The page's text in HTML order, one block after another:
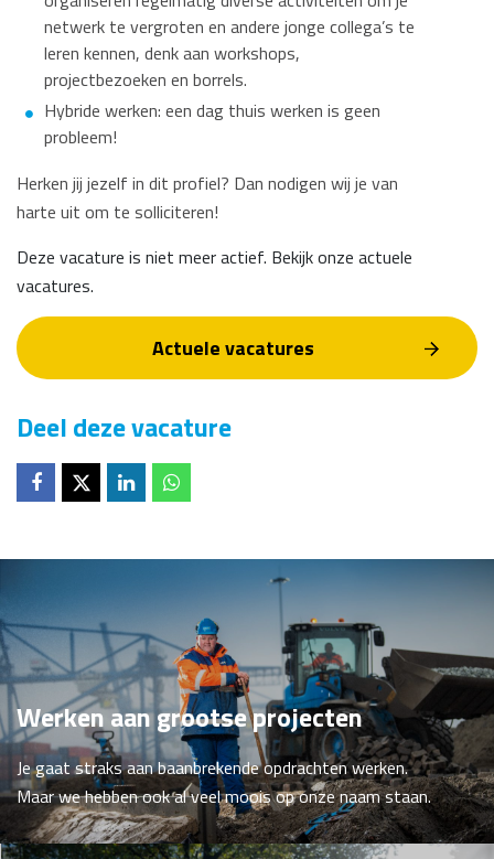
netwerk te vergroten en andere jonge collega’s te
leren kennen, denk aan workshops,
projectbezoeken en borrels.
Hybride werken: een dag thuis werken is geen
probleem!
Herken jij jezelf in dit profiel? Dan nodigen wij je van
harte uit om te solliciteren!
Deze vacature is niet meer actief. Bekijk onze actuele
vacatures.
Actuele vacatures
Deel deze vacature
Deel op Deel op Deel op Deel op
Werken aan grootse projecten
Je gaat straks aan baanbrekende opdrachten werken.
Maar we hebben ook al veel moois op onze naam staan.